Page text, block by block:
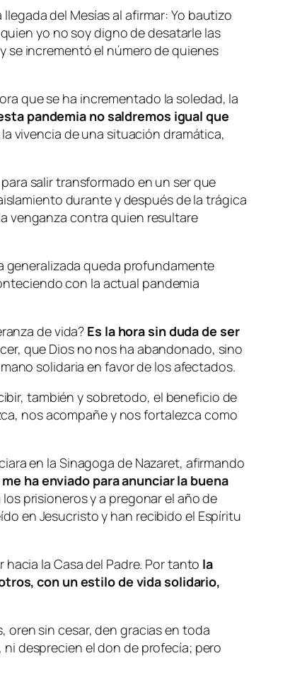
del Mesías al afirmar: Yo bautizo
yo no soy digno de desatarle las
se incrementó el número de quienes
que se ha incrementado la soledad, la
pandemia no saldremos igual que
vivencia de una situación dramática,
salir transformado en un ser que
durante y después de la trágica
venganza contra quien resultare
generalizada queda profundamente
con la actual pandemia
de vida? Es la hora sin duda de ser
que Dios no nos ha abandonado, sino
solidaria en favor de los afectados.
también y sobretodo, el beneficio de
nos acompañe y nos fortalezca como
en la Sinagoga de Nazaret, afirmando
ha enviado para anunciar la buena
prisioneros y a pregonar el año de
en Jesucristo y han recibido el Espíritu
la Casa del Padre. Por tanto la
con un estilo de vida solidario,
oren sin cesar, den gracias en toda
desprecien el don de profecía; pero